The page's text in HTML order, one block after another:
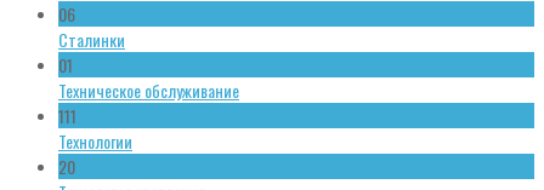
06
Сталинки
01
Техническое обслуживание
111
Технологии
20